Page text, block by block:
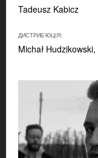
Tadeusz Kabicz
ДИСТРИБ'ЮЦІЯ:
Michał Hudzikowski,